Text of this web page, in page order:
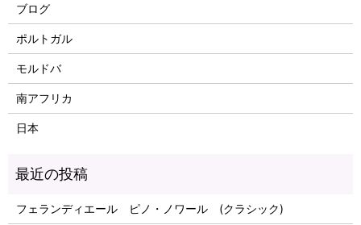
ブログ
ポルトガル
モルドバ
南アフリカ
日本
フェランディエール ピノ・ノワール (クラシック)